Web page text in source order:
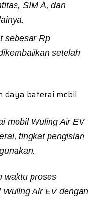
SIM A, dan
sebesar Rp
setelah
daya baterai mobil
mobil Wuling Air EV
tingkat pengisian
waktu proses
Air EV dengan